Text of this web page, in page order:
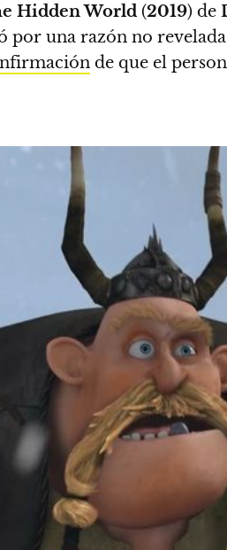
Hidden World (2019) de
por una razón no
de que el